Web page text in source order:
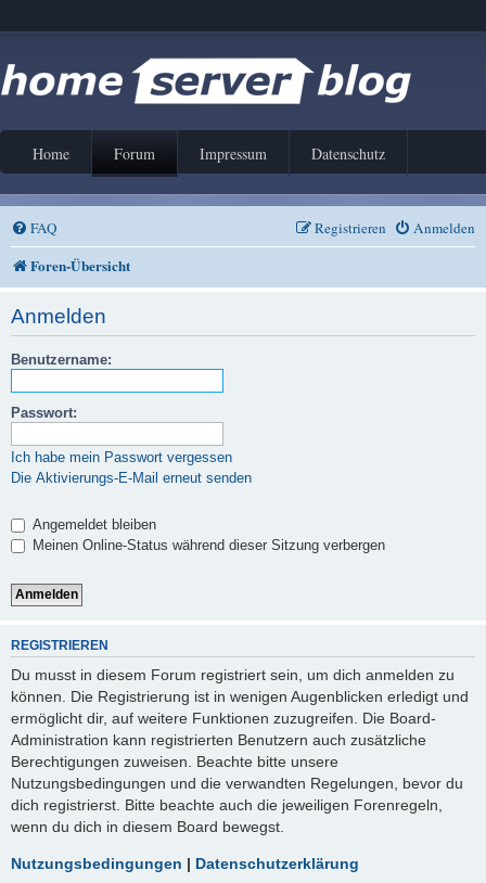
Home Forum Impressum Datenschutz
FAQ Anmelden
Registrieren
Foren-Übersicht
Anmelden
Benutzername:
Passwort:
Ich habe mein Passwort vergessen
Die Aktivierungs-E-Mail erneut senden
Angemeldet bleiben
Meinen Online-Status während dieser Sitzung verbergen
REGISTRIEREN
Du musst in diesem Forum registriert sein, um dich anmelden zu
können. Die Registrierung ist in wenigen Augenblicken erledigt und
ermöglicht dir, auf weitere Funktionen zuzugreifen. Die Board-
Administration kann registrierten Benutzern auch zusätzliche
Berechtigungen zuweisen. Beachte bitte unsere
Nutzungsbedingungen und die verwandten Regelungen, bevor du
dich registrierst. Bitte beachte auch die jeweiligen Forenregeln,
wenn du dich in diesem Board bewegst.
Nutzungsbedingungen | Datenschutzerklärung